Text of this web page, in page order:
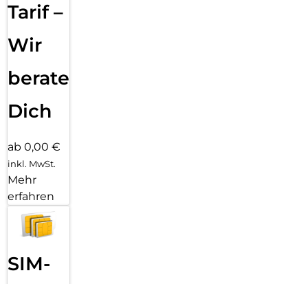
Tarif –
Wir
beraten
Dich
ab 0,00 €
inkl. MwSt.
Mehr
erfahren
SIM-